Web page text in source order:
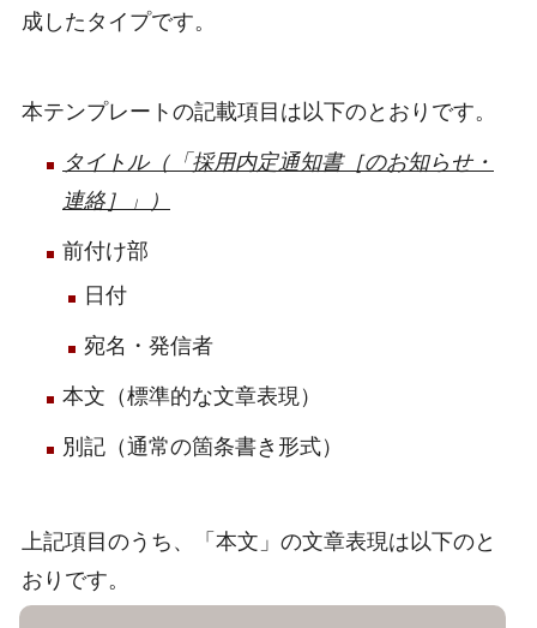
成したタイプです。
本テンプレートの記載項目は以下のとおりです。
タイトル（「採用内定通知書［のお知らせ・
連絡］」）
前付け部
日付
宛名・発信者
本文（標準的な文章表現）
別記（通常の箇条書き形式）
上記項目のうち、「本文」の文章表現は以下のと
おりです。